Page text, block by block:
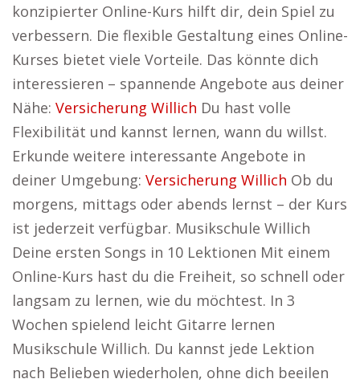
konzipierter Online-Kurs hilft dir, dein Spiel zu
verbessern. Die flexible Gestaltung eines Online-
Kurses bietet viele Vorteile. Das könnte dich
interessieren – spannende Angebote aus deiner
Nähe: Versicherung Willich Du hast volle
Flexibilität und kannst lernen, wann du willst.
Erkunde weitere interessante Angebote in
deiner Umgebung: Versicherung Willich Ob du
morgens, mittags oder abends lernst – der Kurs
ist jederzeit verfügbar. Musikschule Willich
Deine ersten Songs in 10 Lektionen Mit einem
Online-Kurs hast du die Freiheit, so schnell oder
langsam zu lernen, wie du möchtest. In 3
Wochen spielend leicht Gitarre lernen
Musikschule Willich. Du kannst jede Lektion
nach Belieben wiederholen, ohne dich beeilen